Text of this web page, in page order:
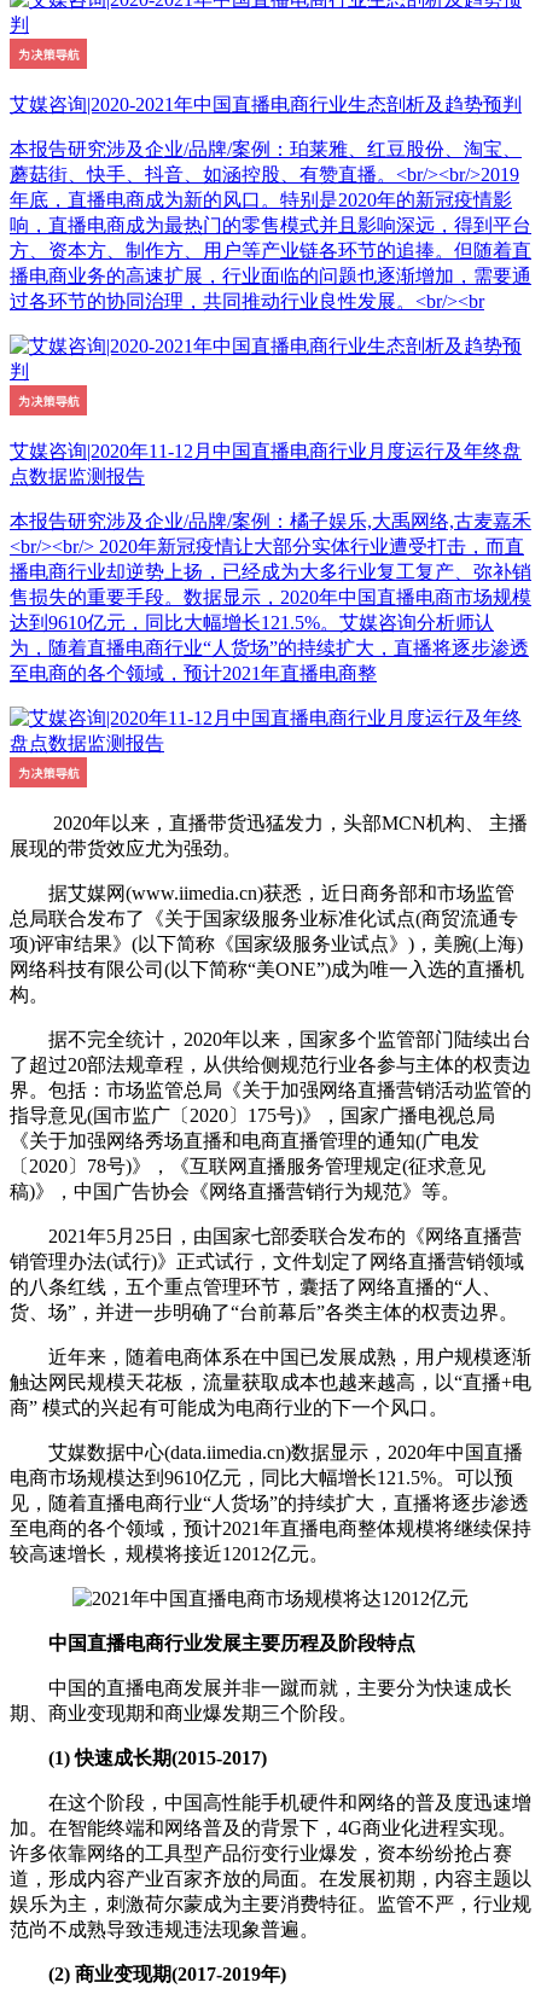
艾媒咨询|2020-2021年中国直播电商行业生态剖析及趋势预判
本报告研究涉及企业/品牌/案例：珀莱雅、红豆股份、淘宝、
蘑菇街、快手、抖音、如涵控股、有赞直播。<br/><br/>2019
年底，直播电商成为新的风口。特别是2020年的新冠疫情影
响，直播电商成为最热门的零售模式并且影响深远，得到平台
方、资本方、制作方、用户等产业链各环节的追捧。但随着直
播电商业务的高速扩展，行业面临的问题也逐渐增加，需要通
过各环节的协同治理，共同推动行业良性发展。<br/><br
艾媒咨询|2020年11-12月中国直播电商行业月度运行及年终盘
点数据监测报告
本报告研究涉及企业/品牌/案例：橘子娱乐,大禹网络,古麦嘉禾
<br/><br/> 2020年新冠疫情让大部分实体行业遭受打击，而直
播电商行业却逆势上扬，已经成为大多行业复工复产、弥补销
售损失的重要手段。数据显示，2020年中国直播电商市场规模
达到9610亿元，同比大幅增长121.5%。艾媒咨询分析师认
为，随着直播电商行业“人货场”的持续扩大，直播将逐步渗透
至电商的各个领域，预计2021年直播电商整
2020年以来，直播带货迅猛发力，头部MCN机构、 主播
展现的带货效应尤为强劲。
据艾媒网(www.iimedia.cn)获悉，近日商务部和市场监管
总局联合发布了《关于国家级服务业标准化试点(商贸流通专
项)评审结果》(以下简称《国家级服务业试点》)，美腕(上海)
网络科技有限公司(以下简称“美ONE”)成为唯一入选的直播机
构。
据不完全统计，2020年以来，国家多个监管部门陆续出台
了超过20部法规章程，从供给侧规范行业各参与主体的权责边
界。包括：市场监管总局《关于加强网络直播营销活动监管的
指导意见(国市监广〔2020〕175号)》，国家广播电视总局
《关于加强网络秀场直播和电商直播管理的通知(广电发
〔2020〕78号)》，《互联网直播服务管理规定(征求意见
稿)》，中国广告协会《网络直播营销行为规范》等。
2021年5月25日，由国家七部委联合发布的《网络直播营
销管理办法(试行)》正式试行，文件划定了网络直播营销领域
的八条红线，五个重点管理环节，囊括了网络直播的“人、
货、场”，并进一步明确了“台前幕后”各类主体的权责边界。
近年来，随着电商体系在中国已发展成熟，用户规模逐渐
触达网民规模天花板，流量获取成本也越来越高，以“直播+电
商” 模式的兴起有可能成为电商行业的下一个风口。
艾媒数据中心(data.iimedia.cn)数据显示，2020年中国直播
电商市场规模达到9610亿元，同比大幅增长121.5%。可以预
见，随着直播电商行业“人货场”的持续扩大，直播将逐步渗透
至电商的各个领域，预计2021年直播电商整体规模将继续保持
较高速增长，规模将接近12012亿元。
中国直播电商行业发展主要历程及阶段特点
中国的直播电商发展并非一蹴而就，主要分为快速成长
期、商业变现期和商业爆发期三个阶段。
(1) 快速成长期(2015-2017)
在这个阶段，中国高性能手机硬件和网络的普及度迅速增
加。在智能终端和网络普及的背景下，4G商业化进程实现。
许多依靠网络的工具型产品衍变行业爆发，资本纷纷抢占赛
道，形成内容产业百家齐放的局面。在发展初期，内容主题以
娱乐为主，刺激荷尔蒙成为主要消费特征。监管不严，行业规
范尚不成熟导致违规违法现象普遍。
(2) 商业变现期(2017-2019年)